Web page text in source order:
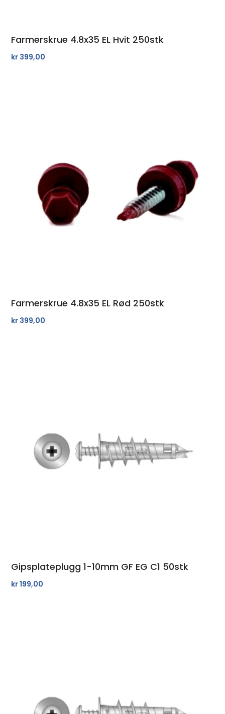
Farmerskrue 4.8x35 EL Hvit 250stk
kr 399,00
Farmerskrue 4.8x35 EL Rød 250stk
kr 399,00
Gipsplateplugg 1-10mm GF EG C1 50stk
kr199,00